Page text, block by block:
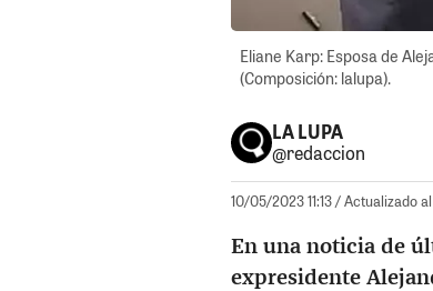
Eliane Karp: Esposa de
(Composición: lalupa).
LA LUPA
@redaccion
10/05/2023 11:13/ Actualizado
En una noticia de
expresidente